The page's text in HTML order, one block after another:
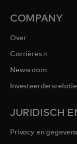
COMPANY
Over
Carrièresopens in a
Newsroom
JURIDISCH
Privacy en